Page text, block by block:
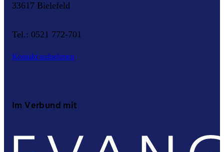
33617 Bielefeld
Tel.: 0521 772-701
Kontakt aufnehmen
Im Verbund mit